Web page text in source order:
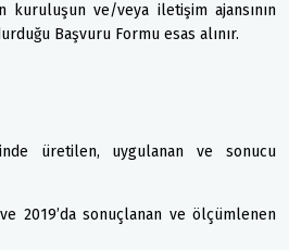
kuruluşun ve/veya iletişim ajansının
Başvuru Formu esas alınır.
üretilen, uygulanan ve sonucu
2019’da sonuçlanan ve ölçümlenen